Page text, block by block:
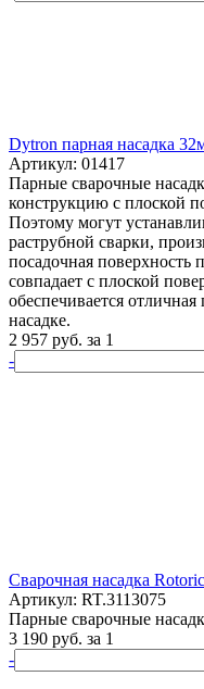
Dytron парная насадка
Артикул: 01417
Парные сварочные
конструкцию с плоской
Поэтому могут
раструбной сварки,
посадочная поверхность
совпадает с плоской
обеспечивается отличная
насадке.
2 957 руб. за 1
-
Сварочная насадка
Артикул: RT.3113075
Парные сварочные
3 190 руб. за 1
-